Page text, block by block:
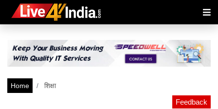
Home शिक्षा
Feedback